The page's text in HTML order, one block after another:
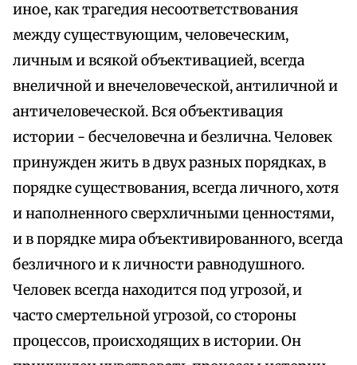
иное, как трагедия несоответствования
между существующим, человеческим,
личным и всякой объективацией, всегда
внеличной и внечеловеческой, антиличной и
античеловеческой. Вся объективация
истории - бесчеловечна и безлична. Человек
принужден жить в двух разных порядках, в
порядке существования, всегда личного, хотя
и наполненного сверхличными ценностями,
и в порядке мира объективированного, всегда
безличного и к личности равнодушного.
Человек всегда находится под угрозой, и
часто смертельной угрозой, со стороны
процессов, происходящих в истории. Он